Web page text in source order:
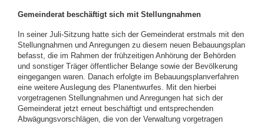
Gemeinderat beschäftigt sich mit Stellungnahmen
In seiner Juli-Sitzung hatte sich der Gemeinderat erstmals mit den
Stellungnahmen und Anregungen zu diesem neuen Bebauungsplan
befasst, die im Rahmen der frühzeitigen Anhörung der Behörden
und sonstiger Träger öffentlicher Belange sowie der Bevölkerung
eingegangen waren. Danach erfolgte im Bebauungsplanverfahren
eine weitere Auslegung des Planentwurfes. Mit den hierbei
vorgetragenen Stellungnahmen und Anregungen hat sich der
Gemeinderat jetzt erneut beschäftigt und entsprechenden
Abwägungsvorschlägen, die von der Verwaltung vorgetragen